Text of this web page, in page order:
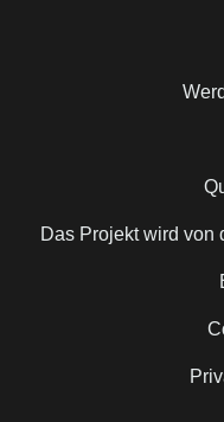
Das Projekt wird von